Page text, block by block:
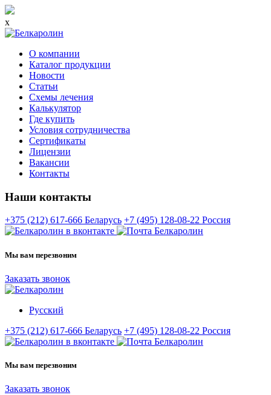
x
О компании
Каталог продукции
Новости
Статьи
Схемы лечения
Калькулятор
Где купить
Условия сотрудничества
Сертификаты
Лицензии
Вакансии
Контакты
Наши контакты
+375 (212) 617-666 Беларусь +7 (495) 128-08-22 Россия
Мы вам перезвоним
Заказать звонок
Русский
+375 (212) 617-666 Беларусь +7 (495) 128-08-22 Россия
Мы вам перезвоним
Заказать звонок